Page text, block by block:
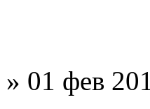
» 01 фев